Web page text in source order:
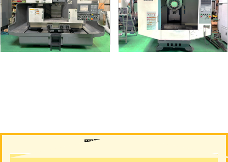
メーカー オークマ
形 式 MILLAC-561V
年 式2006
メーカー ブラザー
形 式 TC-S2C-O
年 式2007
買取について